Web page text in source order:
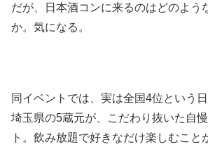
だが、日本酒コンに来るのはどのよう
か。気になる。
同イベントでは、実は全国4位という
埼玉県の5蔵元が、こだわり抜いた自
ト。飲み放題で好きなだけ楽しむこと